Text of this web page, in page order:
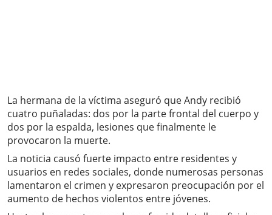
La hermana de la víctima aseguró que Andy recibió
cuatro puñaladas: dos por la parte frontal del cuerpo y
dos por la espalda, lesiones que finalmente le
provocaron la muerte.
La noticia causó fuerte impacto entre residentes y
usuarios en redes sociales, donde numerosas personas
lamentaron el crimen y expresaron preocupación por el
aumento de hechos violentos entre jóvenes.